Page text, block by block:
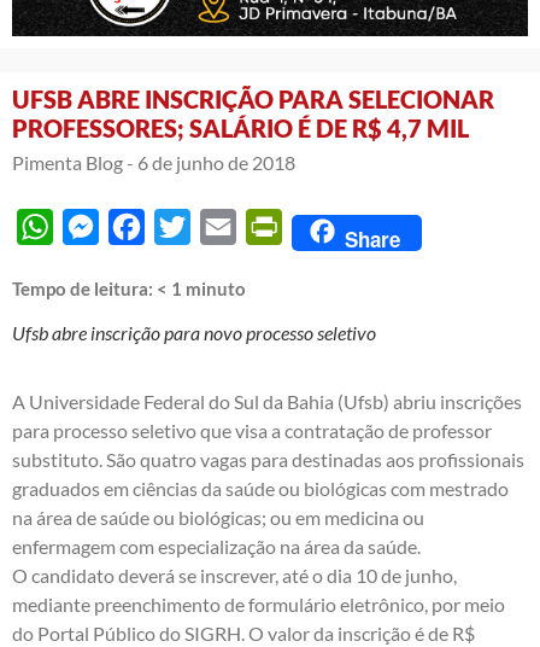
UFSB ABRE INSCRIÇÃO PARA SELECIONAR
PROFESSORES; SALÁRIO É DE R$ 4,7 MIL
Pimenta Blog - 6 de junho de 2018
WhatsAppMessengerFacebook
Twitter Email PrintFriendly
Share
Tempo de leitura: < 1 minuto
Ufsb abre inscrição para novo processo seletivo
A Universidade Federal do Sul da Bahia (Ufsb) abriu inscrições
para processo seletivo que visa a contratação de professor
substituto. São quatro vagas para destinadas aos profissionais
graduados em ciências da saúde ou biológicas com mestrado
na área de saúde ou biológicas; ou em medicina ou
enfermagem com especialização na área da saúde.
O candidato deverá se inscrever, até o dia 10 de junho,
mediante preenchimento de formulário eletrônico, por meio
do Portal Público do SIGRH. O valor da inscrição é de R$